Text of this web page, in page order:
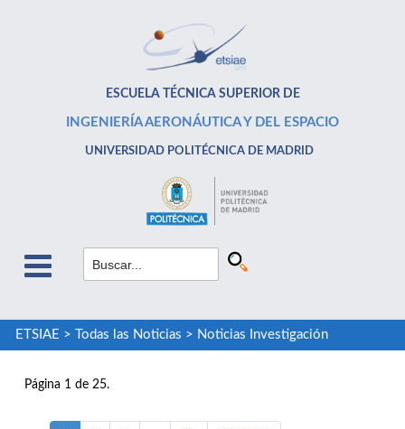
ESCUELA TÉCNICA SUPERIOR DE
INGENIERÍA AERONÁUTICA Y DEL ESPACIO
UNIVERSIDAD POLITÉCNICA DE MADRID
ETSIAE > Todas las Noticias > Noticias Investigación
Página 1 de 25.